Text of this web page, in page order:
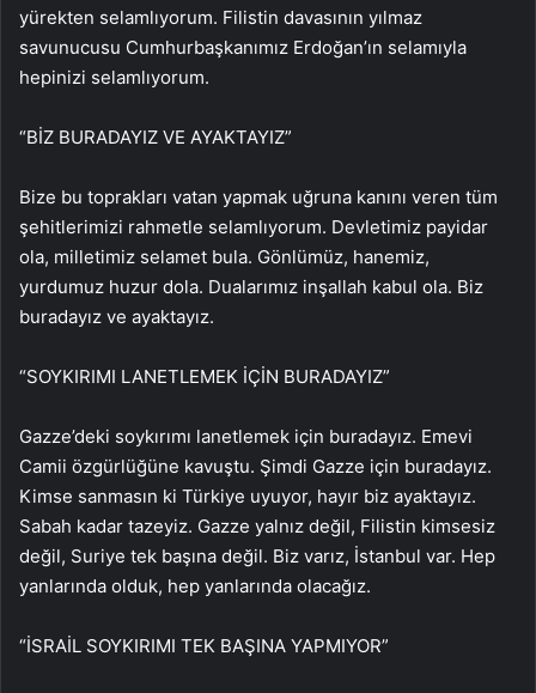
yürekten selamlıyorum. Filistin davasının yılmaz
savunucusu Cumhurbaşkanımız Erdoğan’ın selamıyla
hepinizi selamlıyorum.
“BİZ BURADAYIZ VE AYAKTAYIZ”
Bize bu toprakları vatan yapmak uğruna kanını veren tüm
şehitlerimizi rahmetle selamlıyorum. Devletimiz payidar
ola, milletimiz selamet bula. Gönlümüz, hanemiz,
yurdumuz huzur dola. Dualarımız inşallah kabul ola. Biz
buradayız ve ayaktayız.
“SOYKIRIMI LANETLEMEK İÇİN BURADAYIZ”
Gazze’deki soykırımı lanetlemek için buradayız. Emevi
Camii özgürlüğüne kavuştu. Şimdi Gazze için buradayız.
Kimse sanmasın ki Türkiye uyuyor, hayır biz ayaktayız.
Sabah kadar tazeyiz. Gazze yalnız değil, Filistin kimsesiz
değil, Suriye tek başına değil. Biz varız, İstanbul var. Hep
yanlarında olduk, hep yanlarında olacağız.
“İSRAİL SOYKIRIMI TEK BAŞINA YAPMIYOR”